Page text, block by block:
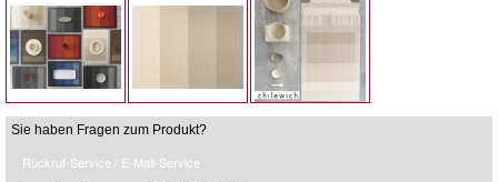
Sie haben Fragen zum Produkt?
Rückruf-Service / E-Mail-Service